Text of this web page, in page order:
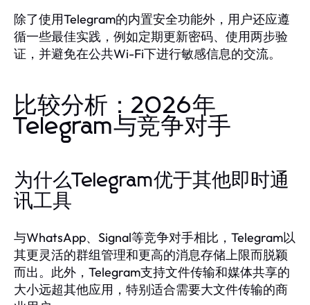
除了使用Telegram的内置安全功能外，用户还应遵
循一些最佳实践，例如定期更新密码、使用两步验
证，并避免在公共Wi-Fi下进行敏感信息的交流。
比较分析：2026年
Telegram与竞争对手
为什么Telegram优于其他即时通
讯工具
与WhatsApp、Signal等竞争对手相比，Telegram以
其更灵活的群组管理和更高的消息存储上限而脱颖
而出。此外，Telegram支持文件传输和媒体共享的
大小远超其他应用，特别适合需要大文件传输的商